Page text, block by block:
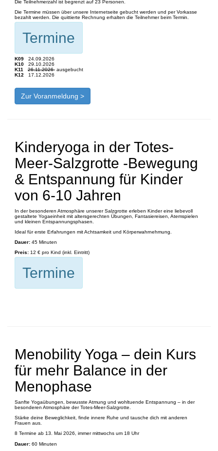
Die Teilnehmerzahl ist begrenzt auf 23 Personen.
Die Termine müssen über unsere Internetseite gebucht werden und per Vorkasse
bezahlt werden. Die quittierte Rechnung erhalten die Teilnehmer beim Termin.
Termine
K09 24.09.2026​​​​​​​
K10 29.10.2026​​​​​​​​​​​​​​
K11
26.11.2026​​​​​​​​​​​​​​ ​​​​​​​ ausgebucht
K12 17.12.2026​​​​​​​​​​​​​​
Zur Voranmeldung >
Kinderyoga in der Totes-
Meer-Salzgrotte -Bewegung
& Entspannung für Kinder
von 6-10 Jahren
In der besonderen Atmosphäre unserer Salzgrotte erleben Kinder eine liebevoll
gestaltete Yogaeinheit mit altersgerechten Übungen, Fantasiereisen, Atemspielen
und kleinen Entspannungsphasen.
Ideal für erste Erfahrungen mit Achtsamkeit und Körperwahrnehmung.
Dauer: 45 Minuten
Preis: 12 € pro Kind (inkl. Eintritt)
Termine
Menobility Yoga – dein Kurs
für mehr Balance in der
Menophase
Sanfte Yogaübungen, bewusste Atmung und wohltuende Entspannung – in der
besonderen Atmosphäre der Totes-Meer-Salzgrotte.
Stärke deine Beweglichkeit, finde innere Ruhe und tausche dich mit anderen
Frauen aus.
8 Termine ab 13. Mai 2026, immer mittwochs um 18 Uhr
Dauer: 60 Minuten